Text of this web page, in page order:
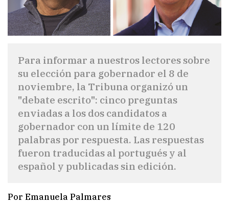
Para informar a nuestros lectores sobre
su elección para gobernador el 8 de
noviembre, la Tribuna organizó un
"debate escrito": cinco preguntas
enviadas a los dos candidatos a
gobernador con un límite de 120
palabras por respuesta. Las respuestas
fueron traducidas al portugués y al
español y publicadas sin edición.
Por Emanuela Palmares